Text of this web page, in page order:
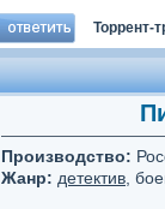
Торрент-
Производство:
Жанр: детектив ,